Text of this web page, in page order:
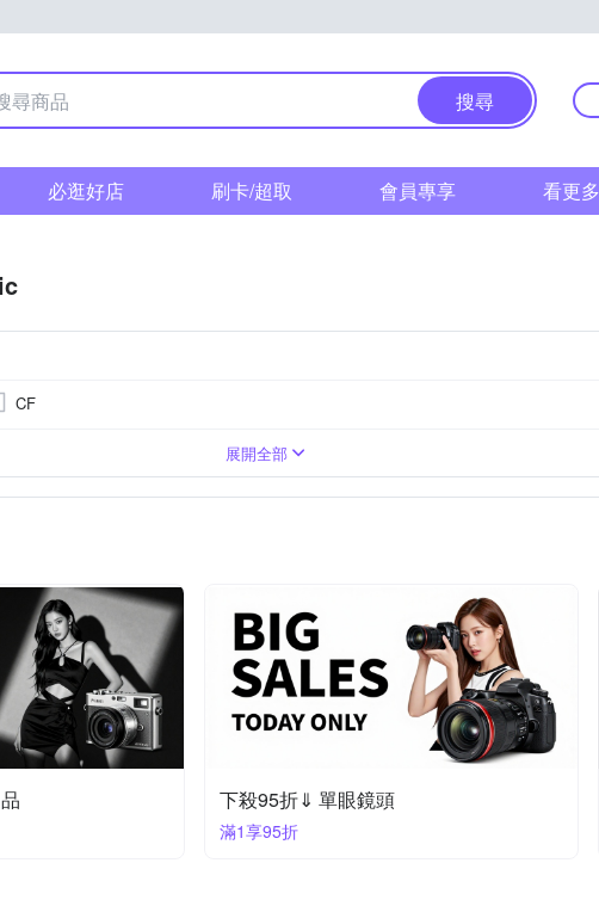
搜尋
必逛好店 刷卡/超取 會員專享 看更多
CF
1吋 CMOS
1601萬~2000萬像素展開全部
下殺95折⇓ 單眼鏡頭
滿1享95折